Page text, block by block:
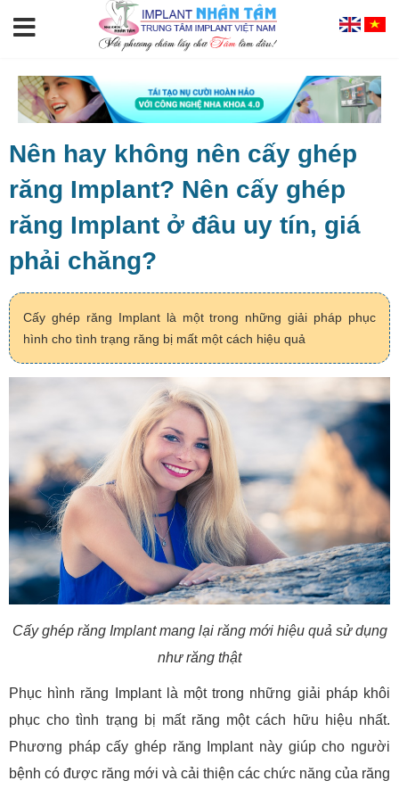
Nên hay không nên cấy ghép
răng Implant? Nên cấy ghép
răng Implant ở đâu uy tín, giá
phải chăng?
Cấy ghép răng Implant là một trong những giải pháp phục
hình cho tình trạng răng bị mất một cách hiệu quả
Cấy ghép răng Implant mang lại răng mới hiệu quả sử dụng
như răng thật
Phục hình răng Implant là một trong những giải pháp khôi
phục cho tình trạng bị mất răng một cách hữu hiệu nhất.
Phương pháp cấy ghép răng Implant này giúp cho người
bệnh có được răng mới và cải thiện các chức năng của răng